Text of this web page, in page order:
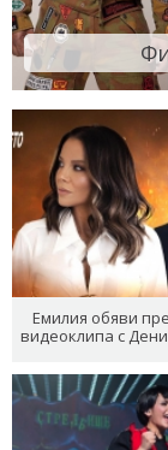
Емилия обяви
видеоклипа с